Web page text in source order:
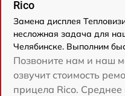
Rico
Замена дисплея
несложная задача для
Челябинске. Выполним
Позвоните нам и наш
озвучит стоимость
прицела Rico. Среднее